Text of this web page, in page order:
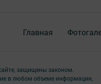
Главная
защищены законом.
в любом объеме информации,